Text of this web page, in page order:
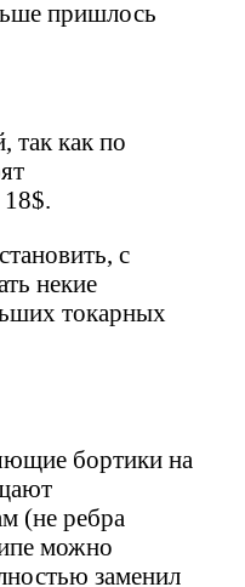
пришлось
так как по
18$.
с
некие
токарных
бортики на
(не ребра
можно
заменил